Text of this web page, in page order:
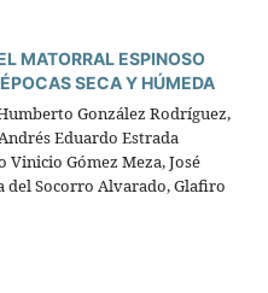
MATORRAL ESPINOSO
SECA Y HÚMEDA
González Rodríguez,
Eduardo Estrada
Vinicio Gómez Meza, José
Socorro Alvarado, Glafiro